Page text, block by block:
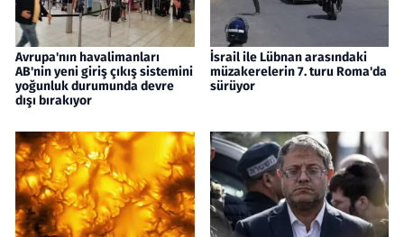
Avrupa'nın havalimanları
AB'nin yeni giriş çıkış sistemini
yoğunluk durumunda devre
dışı bırakıyor
İsrail ile Lübnan arasındaki
müzakerelerin 7. turu Roma'da
sürüyor